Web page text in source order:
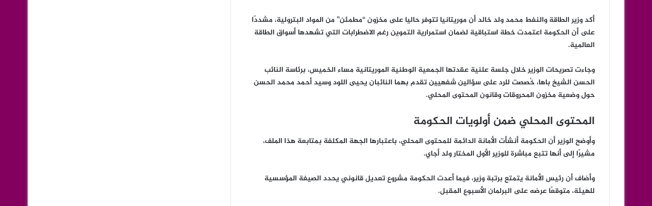
أكد وزير الطاقة والنفط محمد ولد خالدأن موريتانيا تتوفر حاليا على مخزون “مطمئن” من المواد البترولية، مشددًا
على أن الحكومة اعتمدت خطة استباقية لضمان استمرارية التموين رغم الاضطرابات التي تشهدها أسواق الطاقة
العالمية.
وجاءت تصريحات الوزير خلال جلسة علنية عقدتها الجمعية الوطنية الموريتانية مساء الخميس، برئاسة النائب
الحسن الشيخ باها، خُصصت للرد على سؤالين شفهيين تقدم بهما النائبانيحيى اللودوسيد أحمد محمد الحسن
حول وضعية مخزون المحروقات وقانون المحتوى المحلي.
المحتوى المحلي ضمن أولويات الحكومة
وأوضح الوزير أن الحكومة أنشأت الأمانة الدائمة للمحتوى المحلي، باعتبارها الجهة المكلفة بمتابعة هذا الملف،
مشيرًا إلى أنها تتبع مباشرة للوزير الأول المختار ولد أجاي.
وأضاف أن رئيس الأمانة يتمتع برتبة وزير، فيما أعدت الحكومة مشروع تعديل قانوني يحدد الصيغة المؤسسية
للهيئة، متوقعًا عرضه على البرلمان الأسبوع المقبل.